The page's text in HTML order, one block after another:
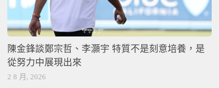
陳金鋒談鄭宗哲、李灝宇 特質不是刻意培養，是
從努力中展現出來
2 8 月, 2026